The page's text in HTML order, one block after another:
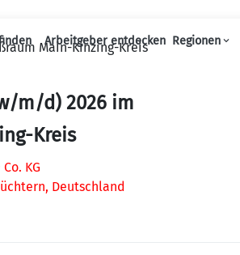
Haupt-Navigation
Arbeitgeber entdecken Regionen
Main-Kinzing-Kreis
m/d) 2026 im
Kreis
KG
Deutschland